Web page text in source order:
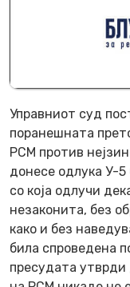
Управниот суд
поранешната
РСМ против
донесе одлука У-
со која одлучи
незаконита, без
како и без
била спроведена
пресудата утврди